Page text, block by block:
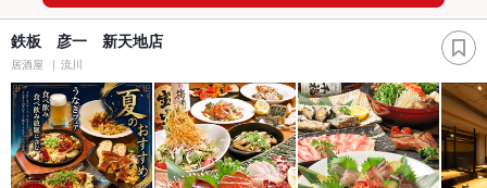
鉄板 彦一 新天地店
居酒屋 流川